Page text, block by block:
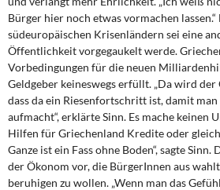
Bürger hier noch etwas vormachen
südeuropäischen Krisenländern sei eine
Öffentlichkeit vorgegaukelt werde.
Vorbedingungen für die neuen
Geldgeber keineswegs erfüllt. „Da wird
dass da ein Riesenfortschritt ist, damit
aufmacht“, erklärte Sinn. Es mache keinen
Hilfen für Griechenland Kredite oder gleich
Ganze ist ein Fass ohne Boden“, sagte
der Ökonom vor, die BürgerInnen aus
beruhigen zu wollen. „Wenn man das